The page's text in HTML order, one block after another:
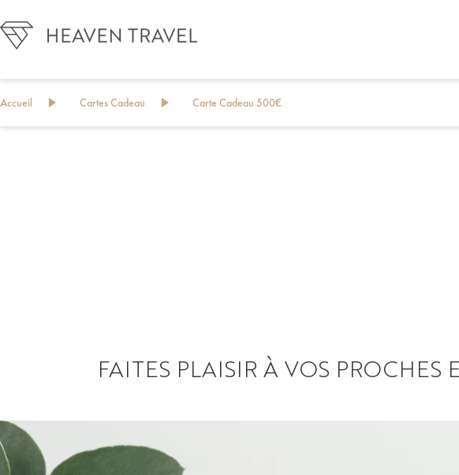
Accueil Cartes Cadeau Carte Cadeau 500€
FAITES PLAISIR À VOS PROCHES